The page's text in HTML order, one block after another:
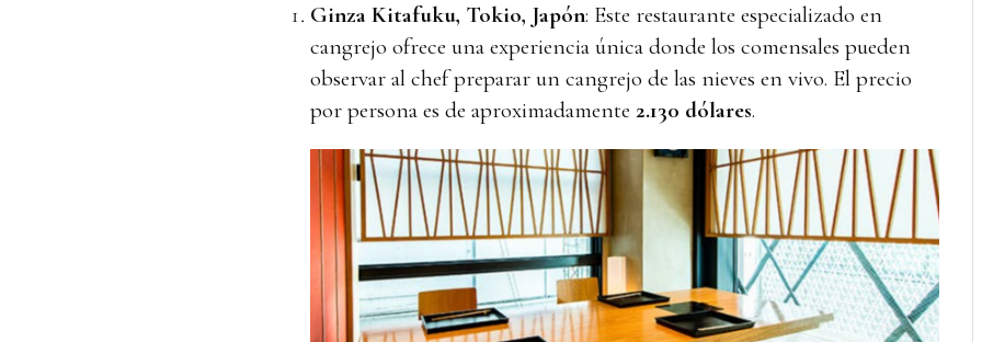
Ginza Kitafuku, Tokio, Japón: Este restaurante especializado en
cangrejo ofrece una experiencia única donde los comensales pueden
observar al chef preparar un cangrejo de las nieves en vivo. El precio
por persona es de aproximadamente 2.130 dólares.